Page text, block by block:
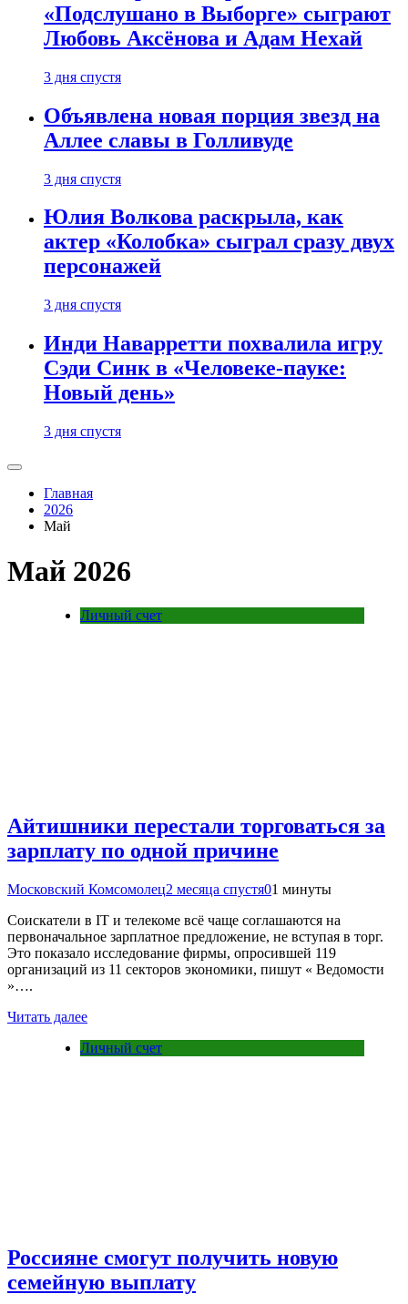
«Подслушано в Выборге» сыграют
Любовь Аксёнова и Адам Нехай
3 дня спустя
Объявлена новая порция звезд на
Аллее славы в Голливуде
3 дня спустя
Юлия Волкова раскрыла, как
актер «Колобка» сыграл сразу двух
персонажей
3 дня спустя
Инди Наварретти похвалила игру
Сэди Синк в «Человеке-пауке:
Новый день»
3 дня спустя
Главная
2026
Май
Май 2026
Личный счет
Айтишники перестали торговаться за
зарплату по одной причине
Московский Комсомолец2 месяца спустя01 минуты
Соискатели в IT и телекоме всё чаще соглашаются на
первоначальное зарплатное предложение, не вступая в торг.
Это показало исследование фирмы, опросившей 119
организаций из 11 секторов экономики, пишут « Ведомости
»….
Читать далее
Личный счет
Россияне смогут получить новую
семейную выплату